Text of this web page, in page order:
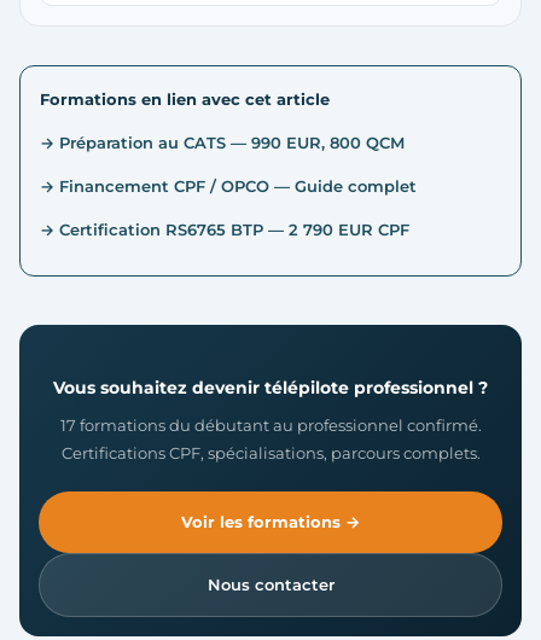
Formations en lien avec cet article
→ Préparation au CATS — 990 EUR, 800 QCM
→ Financement CPF / OPCO — Guide complet
→ Certification RS6765 BTP — 2 790 EUR CPF
Vous souhaitez devenir télépilote professionnel ?
17 formations du débutant au professionnel confirmé.
Certifications CPF, spécialisations, parcours complets.
Voir les formations →
Nous contacter